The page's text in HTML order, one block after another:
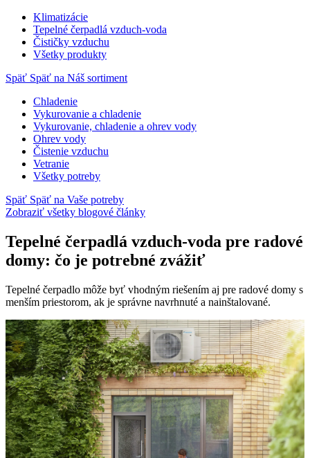
Klimatizácie
Tepelné čerpadlá vzduch-voda
Čističky vzduchu
Všetky produkty
Späť Späť na Náš sortiment
Chladenie
Vykurovanie a chladenie
Vykurovanie, chladenie a ohrev vody
Ohrev vody
Čistenie vzduchu
Vetranie
Všetky potreby
Späť Späť na Vaše potreby
Zobraziť všetky blogové články
Tepelné čerpadlá vzduch-voda pre radové
domy: čo je potrebné zvážiť
Tepelné čerpadlo môže byť vhodným riešením aj pre radové domy s
menším priestorom, ak je správne navrhnuté a nainštalované.